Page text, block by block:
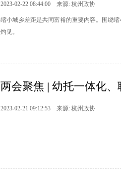
2023-02-22 08:44:00 来源: 杭州政协
缩小城乡差距是共同富裕的重要内容。围绕
灼见。
两会聚焦 | 幼托一体化
2023-02-21 09:12:53 来源: 杭州政协